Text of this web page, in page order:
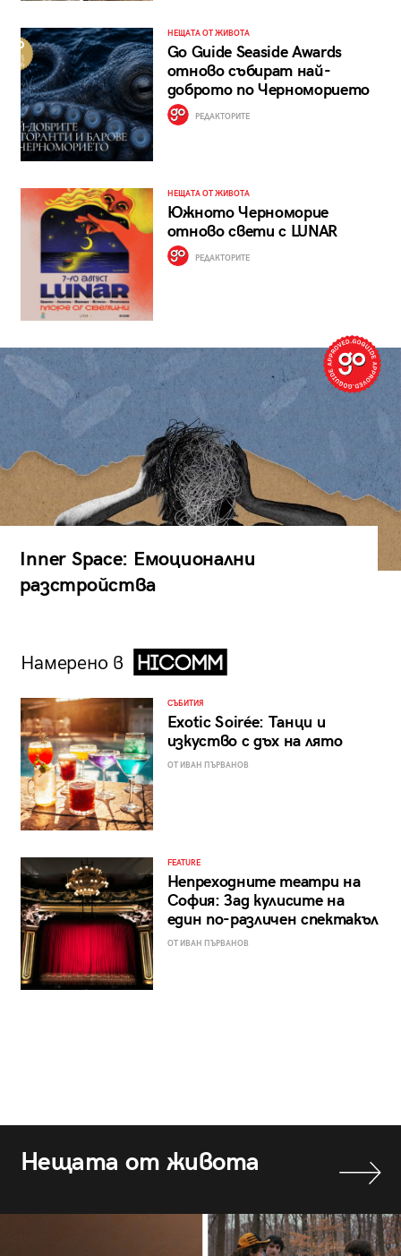
НЕЩАТА ОТ ЖИВОТА
Go Guide Seaside Awards
отново събират най-
доброто по Черноморието
РЕДАКТОРИТЕ
НЕЩАТА ОТ ЖИВОТА
Южното Черноморие
отново свети с LUNAR
РЕДАКТОРИТЕ
Inner Space: Емоционални
разстройства
Намерено в
СЪБИТИЯ
Exotic Soirée: Танци и
изкуство с дъх на лято
ОТ ИВАН ПЪРВАНОВ
FEATURE
Непреходните театри на
София: Зад кулисите на
един по-различен спектакъл
ОТ ИВАН ПЪРВАНОВ
Нещата от живота